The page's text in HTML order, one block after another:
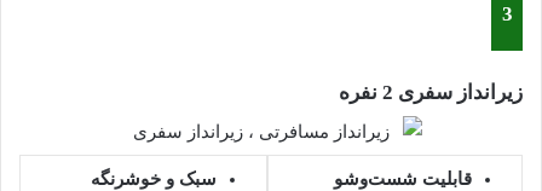
3
زیرانداز سفری 2 نفره
قابلیت شست‌وشو
سبک و خوشرنگه